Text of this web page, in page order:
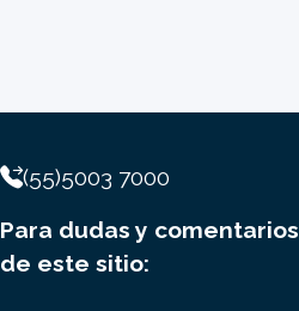
(55)5003 7000
Para dudas y comentarios
de este sitio: